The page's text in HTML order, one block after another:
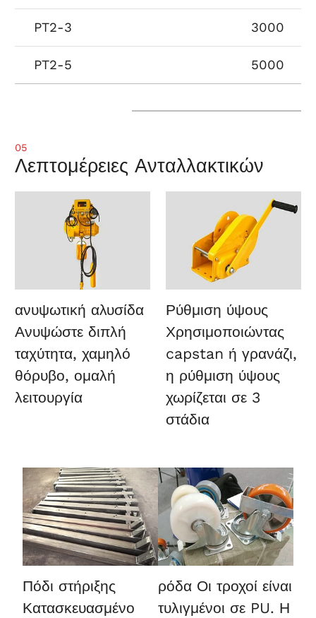
PT2-3 3000
PT2-5 5000
05
Λεπτομέρειες Ανταλλακτικών
ανυψωτική αλυσίδα
Ανυψώστε διπλή
ταχύτητα, χαμηλό
θόρυβο, ομαλή
λειτουργία
Ρύθμιση ύψους
Χρησιμοποιώντας
capstan ή γρανάζι,
η ρύθμιση ύψους
χωρίζεται σε 3
στάδια
Πόδι στήριξης
Κατασκευασμένο
ρόδα Οι τροχοί είναι
τυλιγμένοι σε PU. Η